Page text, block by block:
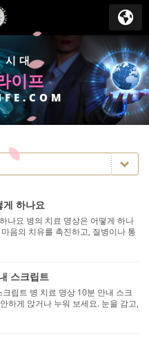
뛰기
대
이프
게 하나요
나요 병의 치료 명상은 어떻게 하나
음의 치유를 촉진하고, 질병이나 통
시각화, 긍정적 확언 등을 활용합
스크립트
립트 병 치료 명상 10분 안내 스크
하게 앉거나 누워 보세요. 눈을 감고,
음을 이 순간에 놓아둡니다.” 1:00